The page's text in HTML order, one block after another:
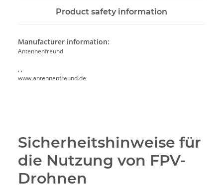
Product safety information
Manufacturer information:
Antennenfreund
, ,
www.antennenfreund.de
Sicherheitshinweise für
die Nutzung von FPV-
Drohnen